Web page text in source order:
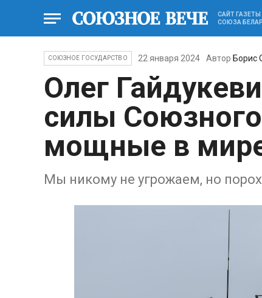
САЙТ
СОЮЗА
СОЮЗНОЕ ГОСУДАРСТВО 22 января 2024 Автор Борис
Олег
силы
мощные в
Мы никому не угрожаем, но